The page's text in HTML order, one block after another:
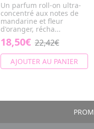
Un parfum roll-on ultra-
concentré aux notes de
mandarine et fleur
d'oranger, récha...
18,50€ 22,42€
AJOUTER AU PANIER